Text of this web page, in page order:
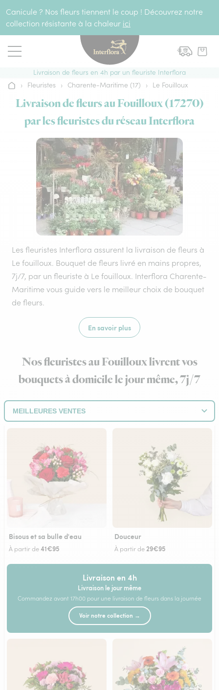
Canicule ? Nos fleurs tiennent le coup ! Découvrez notre
collection résistante à la chaleur ici
Livraison de fleurs en 4h par un fleuriste Interflora
Accueil
› Fleuristes › Charente-Maritime (17) › Le Fouilloux
Livraison de fleurs au Fouilloux (17270)
par les fleuristes du réseau Interflora
Les fleuristes Interflora assurent la livraison de fleurs à
Le fouilloux. Bouquet de fleurs livré en mains propres,
7j/7, par un fleuriste à Le fouilloux. Interflora Charente-
Maritime vous guide vers le meilleur choix de bouquet
de fleurs.
En savoir plus
Nos fleuristes au Fouilloux livrent vos
bouquets à domicile le jour même, 7j/7
Bisous et sa bulle d'eau
À partir de41€95
Douceur
À partir de29€95
Livraison en 4h
Livraison le jour même
Commandez avant 17h00 pour une livraison de fleurs dans la journée
Voir notre collection →